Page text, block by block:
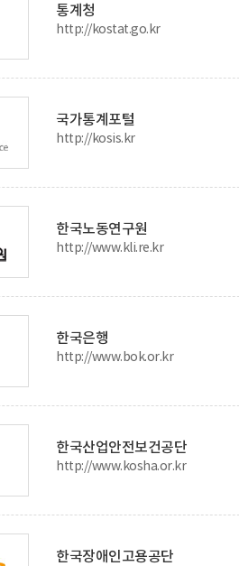
통계청
http://kostat.go.kr
국가통계포털
http://kosis.kr
한국노동연구원
http://www.kli.re.kr
한국은행
http://www.bok.or.kr
한국산업안전보건공단
http://www.kosha.or.kr
한국장애인고용공단